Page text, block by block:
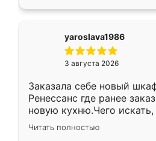
yaroslava1986
3 августа 2026
Заказала себе новый
Ренессанс где ранее
новую кухню.Чего
вполне довольна. Служит
два года, нареканий нет.
Читать полностью